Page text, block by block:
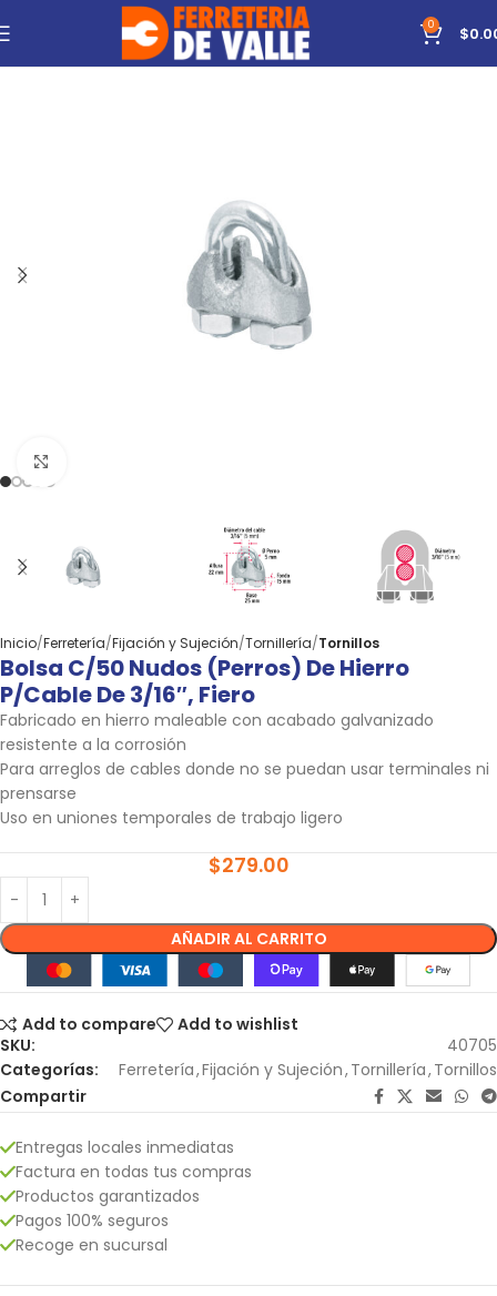
0 $
Inicio Ferretería Fijación y Sujeción Tornillería Tornillos
Bolsa C/50 Nudos (perros) De Hierro
P/cable De 3/16″, Fiero
Fabricado en hierro maleable con acabado galvanizado
resistente a la corrosión
Para arreglos de cables donde no se puedan usar terminales ni
prensarse
Uso en uniones temporales de trabajo ligero
$279.00
AÑADIR AL CARRITO
Add to compare
Add to wishlist
SKU:
40705
Categorías:
Ferretería,Fijación y Sujeción,Tornillería,Tornillos
Compartir
Entregas locales inmediatas
Factura en todas tus compras
Productos garantizados
Pagos 100% seguros
Recoge en sucursal